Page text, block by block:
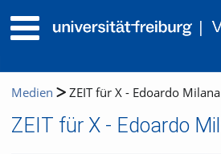
Medien ZEIT für X - Edoardo